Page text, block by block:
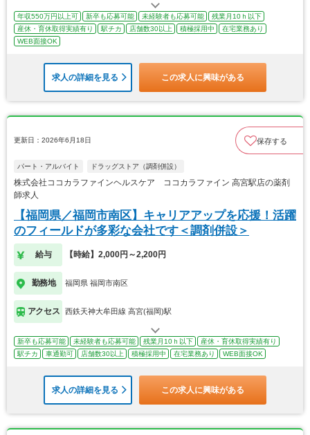
年収550万円以上可 新卒も応募可能 未経験者も応募可能
残業月10ｈ以下
産休・育休取得実績有り
駅チカ 店舗数30以上 積極採用中
在宅業務あり
WEB面接OK
求人の詳細を見る この求人に興味がある
更新日：2026年6月18日 保存する
パート・アルバイト ドラッグストア（調剤併設）
株式会社ココカラファインヘルスケア ココカラファイン 高宮駅店の薬剤
師求人
【福岡県／福岡市南区】キャリアアップを応援！活躍
のフィールドが多彩な会社です＜調剤併設＞
給与 【時給】2,000円～2,200円
勤務地 福岡県 福岡市南区
アクセス 西鉄天神大牟田線 高宮(福岡)駅
新卒も応募可能 未経験者も応募可能 残業月10ｈ以下
産休・育休取得実績有り
駅チカ
車通勤可 店舗数30以上 積極採用中 在宅業務あり WEB面接OK
求人の詳細を見る この求人に興味がある